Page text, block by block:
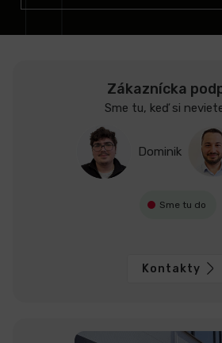
Zákaznícka
Sme tu, keď si
Dominik
Sme tu do
Kontakty